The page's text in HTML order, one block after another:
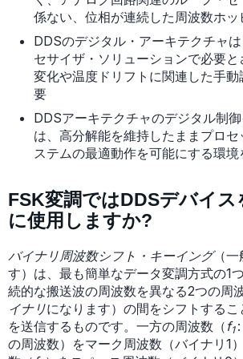
係ない、位相が連続した周波数ホッ
DDSのデジタル・アーキテクチャ
セサイザ・ソリューションで必要
変化や温度ドリフトに関連した手
要
DDSアーキテクチャのデジタル制
は、高分解能を維持したままプロ
ステムの最適動作を可能にする環境
FSK変調ではDDSデバイス
に使用しますか?
バイナリ周波数シフト・キーイング（一
す）は、最も簡単なデータ変調方式の1
続的な搬送波の周波数を異なる2つの周
イナリになります）の間をシフトする
を送信するものです。一方の周波数（ f1
の周波数）をマーク周波数（バイナリ1